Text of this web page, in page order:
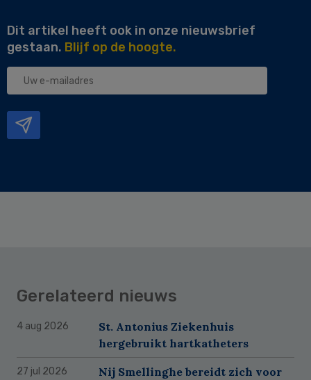
Dit artikel heeft ook in onze nieuwsbrief
gestaan. Blijf op de hoogte.
Uw
Gerelateerd nieuws
4 aug 2026
St. Antonius Ziekenhuis
hergebruikt hartkatheters
27 jul 2026
Nij Smellinghe bereidt zich voor